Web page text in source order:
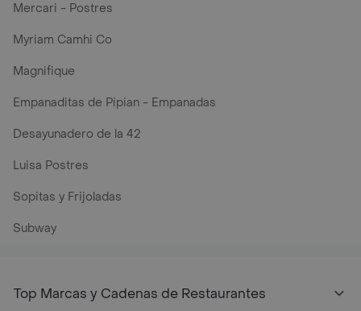
Mercari - Postres
Myriam Camhi Co
Magnifique
Empanaditas de Pipian - Empanadas
Desayunadero de la 42
Luisa Postres
Sopitas y Frijoladas
Subway
Top Marcas y Cadenas de Restaurantes